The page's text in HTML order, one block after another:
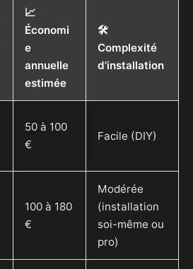
📈
Économi
e
annuelle
estimée
🛠️
Complexité
d'installation
50 à 100
€
Facile (DIY)
100 à 180
€
Modérée
(installation
soi-même ou
pro)